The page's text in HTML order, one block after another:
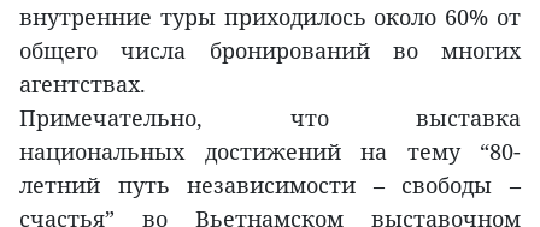
внутренние туры приходилось около 60% от
общего числа бронирований во многих
агентствах.
Примечательно, что выставка
национальных достижений на тему “80-
летний путь независимости – свободы –
счастья” во Вьетнамском выставочном